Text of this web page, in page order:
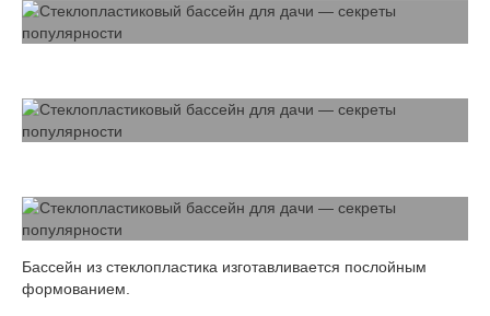
Бассейн из стеклопластика изготавливается послойным
формованием.